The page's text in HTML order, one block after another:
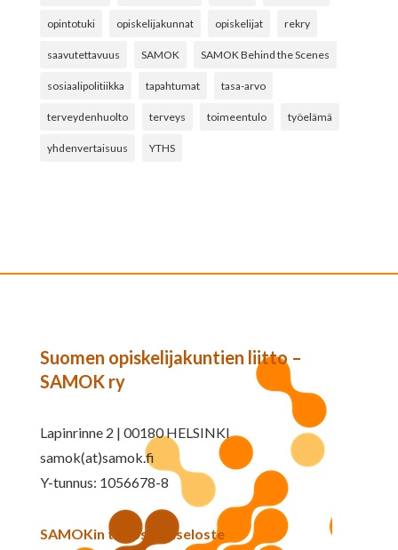
opintotuki opiskelijakunnat opiskelijat rekry
saavutettavuus SAMOK SAMOK Behind the Scenes
sosiaalipolitiikka tapahtumat tasa-arvo
terveydenhuolto terveys toimeentulo työelämä
yhdenvertaisuus YTHS
Suomen opiskelijakuntien liitto –
SAMOK ry
Lapinrinne 2 | 00180 HELSINKI
samok(at)samok.fi
Y-tunnus: 1056678-8
SAMOKin tietosuojaseloste